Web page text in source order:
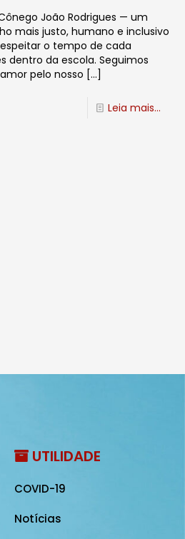
João Rodrigues — um
mais justo, humano e inclusivo
o tempo de cada
dentro da escola. Seguimos
pelo nosso […]
Leia mais...
UTILIDADE
COVID-19
Notícias